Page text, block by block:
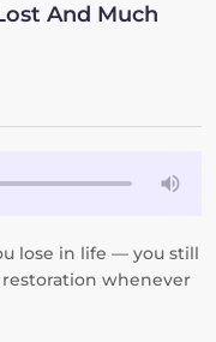
And Much
lose in life — you still
restoration whenever